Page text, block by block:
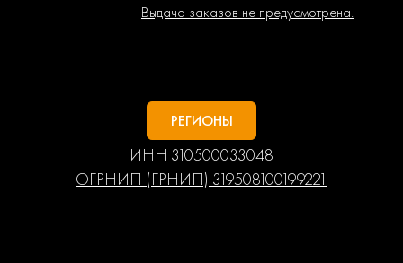
Выдача заказов не предусмотрена.
РЕГИОНЫ
ИНН 310500033048
ОГРНИП (ГРНИП) 319508100199221